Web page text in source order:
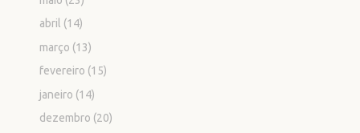
abril (14)
março (13)
fevereiro (15)
janeiro (14)
dezembro (20)